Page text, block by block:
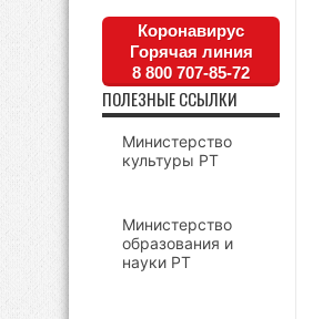
Коронавирус
Горячая линия
8 800 707-85-72
ПОЛЕЗНЫЕ ССЫЛКИ
Министерство
культуры РТ
Министерство
образования и
науки РТ